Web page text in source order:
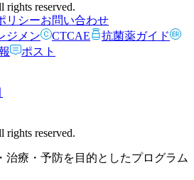
reserved.
リシーお問い合わせ
ジメン CTCAE
抗菌薬ガイド
ポスト
reserved.
療・予防を目的としたプログラム